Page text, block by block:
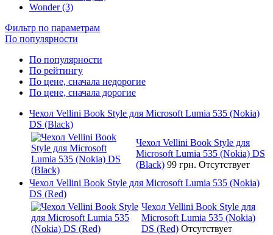
Wonder (3)
Фильтр по параметрам
По популярности
По популярности
По рейтингу
По цене, сначала недорогие
По цене, сначала дорогие
Чехол Vellini Book Style для Microsoft Lumia 535 (Nokia)
DS (Black)
Чехол Vellini Book Style для
Microsoft Lumia 535 (Nokia) DS
(Black) 99 грн. Отсутствует
Чехол Vellini Book Style для Microsoft Lumia 535 (Nokia)
DS (Red)
Чехол Vellini Book Style для
Microsoft Lumia 535 (Nokia)
DS (Red) Отсутствует